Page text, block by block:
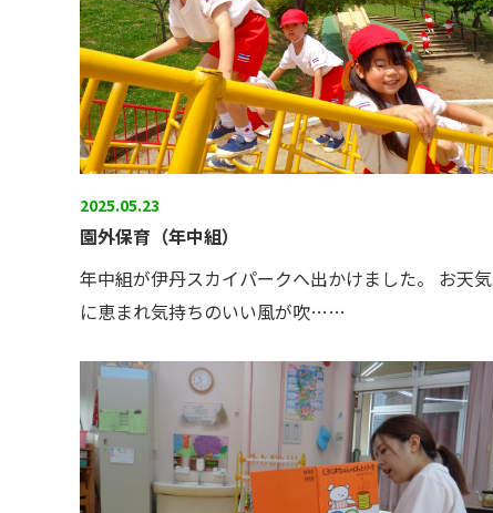
2025.05.23
園外保育（年中組）
年中組が伊丹スカイパークへ出かけました。 お天気
に恵まれ気持ちのいい風が吹……